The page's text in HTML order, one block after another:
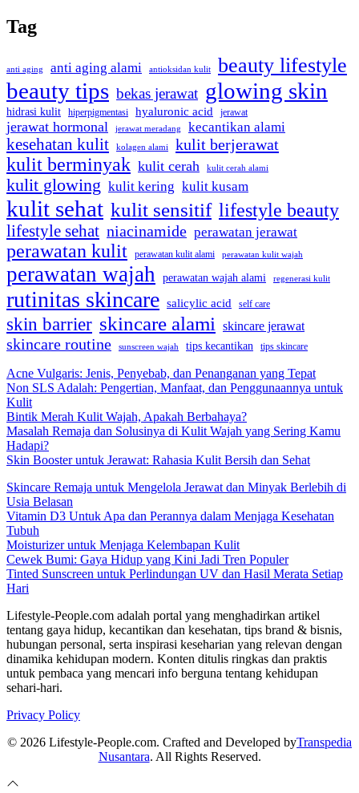
Tag
anti aging anti aging alami antioksidan kulit beauty lifestyle
beauty tips bekas jerawat glowing skin
hidrasi kulit hiperpigmentasi hyaluronic acid jerawat
jerawat hormonal jerawat meradang kecantikan alami
kesehatan kulit kolagen alami kulit berjerawat
kulit berminyak kulit cerah kulit cerah alami
kulit glowing kulit kering kulit kusam
kulit sehat kulit sensitif lifestyle beauty
lifestyle sehat niacinamide perawatan jerawat
perawatan kulit perawatan kulit alami perawatan kulit wajah
perawatan wajah perawatan wajah alami regenerasi kulit
rutinitas skincare salicylic acid self care
skin barrier skincare alami skincare jerawat
skincare routine sunscreen wajah tips kecantikan tips skincare
Acne Vulgaris: Jenis, Penyebab, dan Penanganan yang Tepat
Non SLS Adalah: Pengertian, Manfaat, dan Penggunaannya untuk
Kulit
Bintik Merah Kulit Wajah, Apakah Berbahaya?
Masalah Remaja dan Solusinya di Kulit Wajah yang Sering Kamu
Hadapi?
Skin Booster untuk Jerawat: Rahasia Kulit Bersih dan Sehat
Skincare Remaja untuk Mengelola Jerawat dan Minyak Berlebih di
Usia Belasan
Vitamin D3 Untuk Apa dan Perannya dalam Menjaga Kesehatan
Tubuh
Moisturizer untuk Menjaga Kelembapan Kulit
Cewek Bumi: Gaya Hidup yang Kini Jadi Tren Populer
Tinted Sunscreen untuk Perlindungan UV dan Hasil Merata Setiap
Hari
Lifestyle-People.com adalah portal yang menghadirkan artikel
tentang gaya hidup, kecantikan dan kesehatan, tips brand & bisnis,
hubungan personal, serta inspirasi keseharian yang relevan dengan
dinamika kehidupan modern. Konten ditulis ringkas dan praktis
untuk pembaca yang mencari info berguna tentang kehidupan
sehari-hari.
Privacy Policy
© 2026 Lifestyle-People.com. Crafted and Developed byTranspedia
Nusantara. All Rights Reserved.